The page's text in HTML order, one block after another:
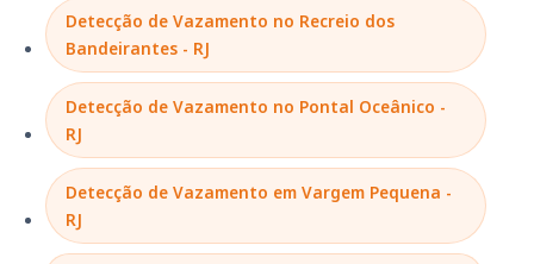
Detecção de Vazamento no Recreio dos
Bandeirantes - RJ
Detecção de Vazamento no Pontal Oceânico -
RJ
Detecção de Vazamento em Vargem Pequena -
RJ